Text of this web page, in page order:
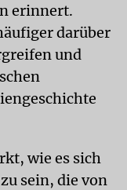
erinnert.
darüber
und
wie es sich
sein, die von